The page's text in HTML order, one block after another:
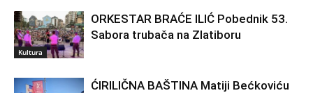
Kultura
ORKESTAR BRAĆE ILIĆ Pobednik 53.
Sabora trubača na Zlatiboru
ĆIRILIČNA BAŠTINA Matiji Bećkoviću